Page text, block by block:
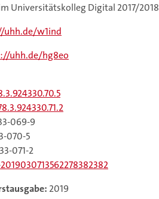
Universitätskolleg Digital 2017/2018
w1ind
uhh.de/hg8eo
069-9
070-5
071-2
2019